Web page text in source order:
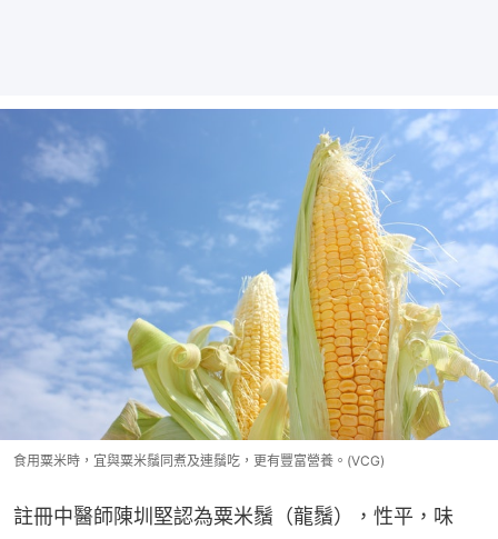
食用粟米時，宜與粟米鬚同煮及連鬚吃，更有豐富營養。(VCG)
註冊中醫師陳圳堅認為粟米鬚（龍鬚），性平，味